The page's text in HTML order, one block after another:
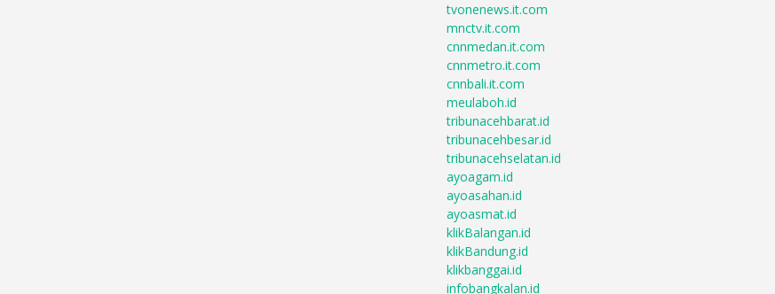
tvonenews.it.com
mnctv.it.com
cnnmedan.it.com
cnnmetro.it.com
cnnbali.it.com
meulaboh.id
tribunacehbarat.id
tribunacehbesar.id
tribunacehselatan.id
ayoagam.id
ayoasahan.id
ayoasmat.id
klikBalangan.id
klikBandung.id
klikbanggai.id
infobangkalan.id